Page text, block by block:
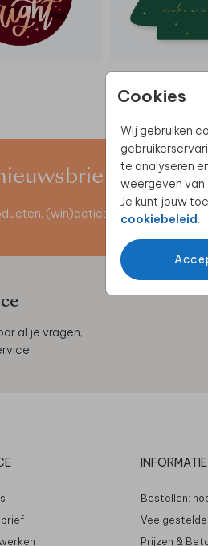
Cookies
Wij gebruiken
te analyseren
weergeven
Je kunt jouw
cookiebeleid.
(win)acties en unieke
al je vragen,
.
Bestellen:
Veelgestelde
Prijzen &